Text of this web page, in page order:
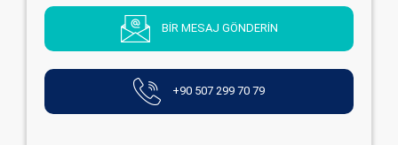
BİR MESAJ GÖNDERİN
+90 507 299 70 79